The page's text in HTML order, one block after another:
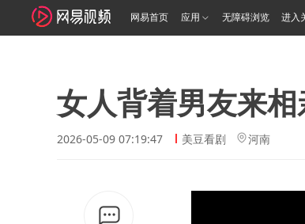
网易首页 应用 无障碍浏览 进入
女人背着男友来
2026-05-09 07:19:47 美豆看剧 河南